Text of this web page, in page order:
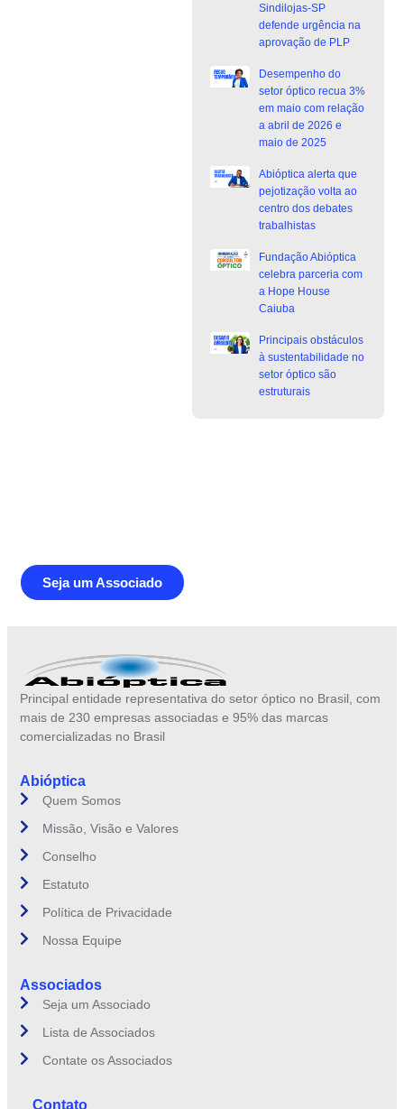
Sindilojas-SP
defende urgência na
aprovação de PLP
Desempenho do
setor óptico recua 3%
em maio com relação
a abril de 2026 e
maio de 2025
Abióptica alerta que
pejotização volta ao
centro dos debates
trabalhistas
Fundação Abióptica
celebra parceria com
a Hope House
Caiuba
Principais obstáculos
à sustentabilidade no
setor óptico são
estruturais
Seja um Associado
Principal entidade representativa do setor óptico no Brasil, com
mais de 230 empresas associadas e 95% das marcas
comercializadas no Brasil
Abióptica
Quem Somos
Missão, Visão e Valores
Conselho
Estatuto
Política de Privacidade
Nossa Equipe
Associados
Seja um Associado
Lista de Associados
Contate os Associados
Contato